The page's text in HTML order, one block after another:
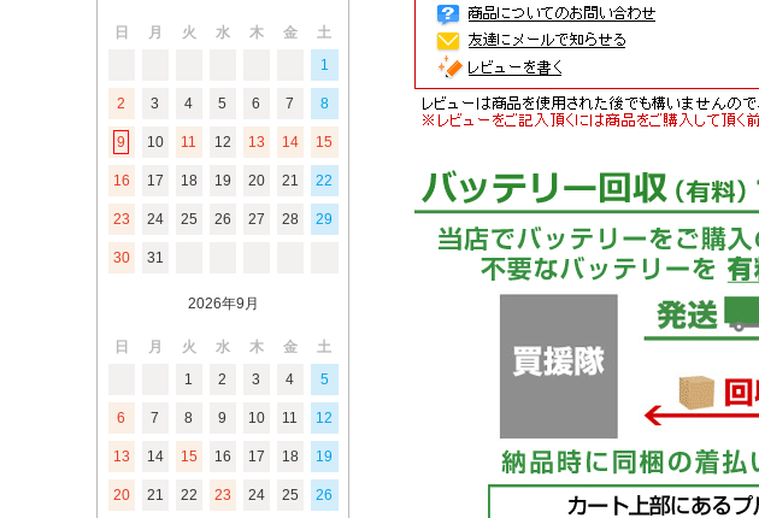
日 月 火 水 木 金
土
1
2 3 4 5 6 7 8
9 10 11 12 13 14 15
16 17 18 19 20 21 22
23 24 25 26 27 28 29
30 31
2026年9月
日 月 火 水 木 金
土
1
2 3 4 5
6 7 8 9 10 11 12
13 14 15 16 17 18 19
20 21 22 23 24 25 26